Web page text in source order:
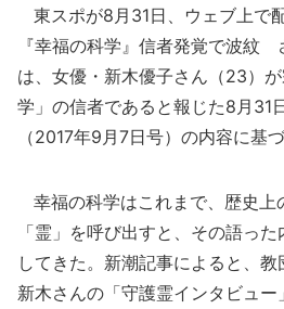
東スポが8月31日、ウェブ上で
『幸福の科学』信者発覚で波紋
は、女優・新木優子さん（23）
学」の信者であると報じた8月31
（2017年9月7日号）の内容に基
幸福の科学はこれまで、歴史上
「霊」を呼び出すと、その語っ
してきた。新潮記事によると、教
新木さんの「守護霊インタビュ